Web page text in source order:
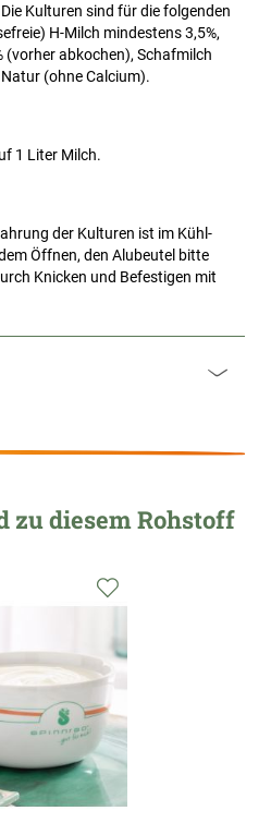
Kulturen sind für die folgenden
H-Milch mindestens 3,5%,
(vorher abkochen), Schafmilch
(ohne Calcium).
1 Liter Milch.
der Kulturen ist im Kühl-
Öffnen, den Alubeutel bitte
Knicken und Befestigen mit
zu diesem Rohstoff
hinzufügen